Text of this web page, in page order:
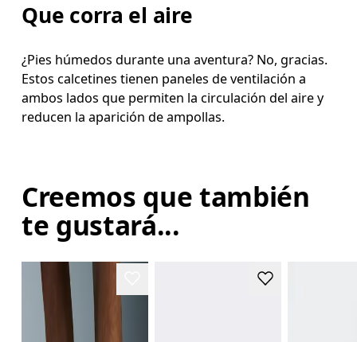
Que corra el aire
¿Pies húmedos durante una aventura? No, gracias.
Estos calcetines tienen paneles de ventilación a
ambos lados que permiten la circulación del aire y
reducen la aparición de ampollas.
Creemos que también
te gustará...